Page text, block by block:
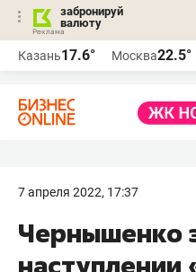
забронируй
валюту
Казань17.6° Москва22.5°
7 апреля 2022, 17:37
Чернышенко
наступлении